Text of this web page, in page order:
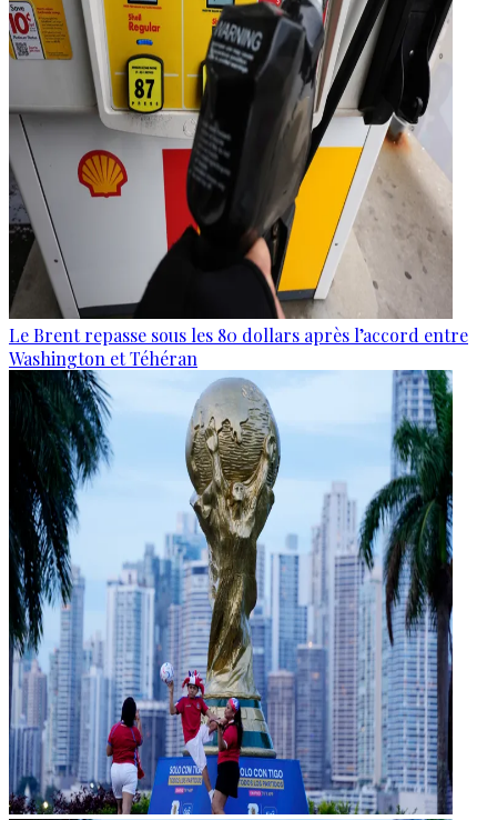
Le Brent repasse sous les 80 dollars après l’accord entre
Washington et Téhéran